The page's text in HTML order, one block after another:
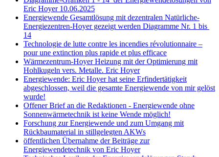
Eric Hoyer 10.06.2025
Energiewende Gesamtlösung mit dezentralen Natürliche-
Energiezentren-Hoyer gezeigt werden Diagramme Nr. 1 bis
14
Technologie de lutte contre les incendies révolutionnaire –
pour une extinction plus rapide et plus efficace
Wärmezentrum-Hoyer Heizung mit der Optimierung mit
Hohlkugeln vers. Metalle. Eric Hoyer
Energiewende: Eric Hoyer hat seine Erfindertätigkeit
abgeschlossen, weil die gesamte Energiewende von mir gelöst
wurde!
Offener Brief an die Redaktionen - Energiewende ohne
Sonnenwärmetechnik ist keine Wende möglich!
Forschung zur Energiewende und zum Umgang mit
Rückbaumaterial in stillgelegten AKWs
öffentlichen Übernahme der Beiträge zur
Energiewendetechnik von Eric Hoyer